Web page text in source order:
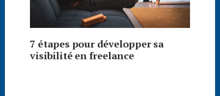
7 étapes pour développer sa
visibilité en freelance